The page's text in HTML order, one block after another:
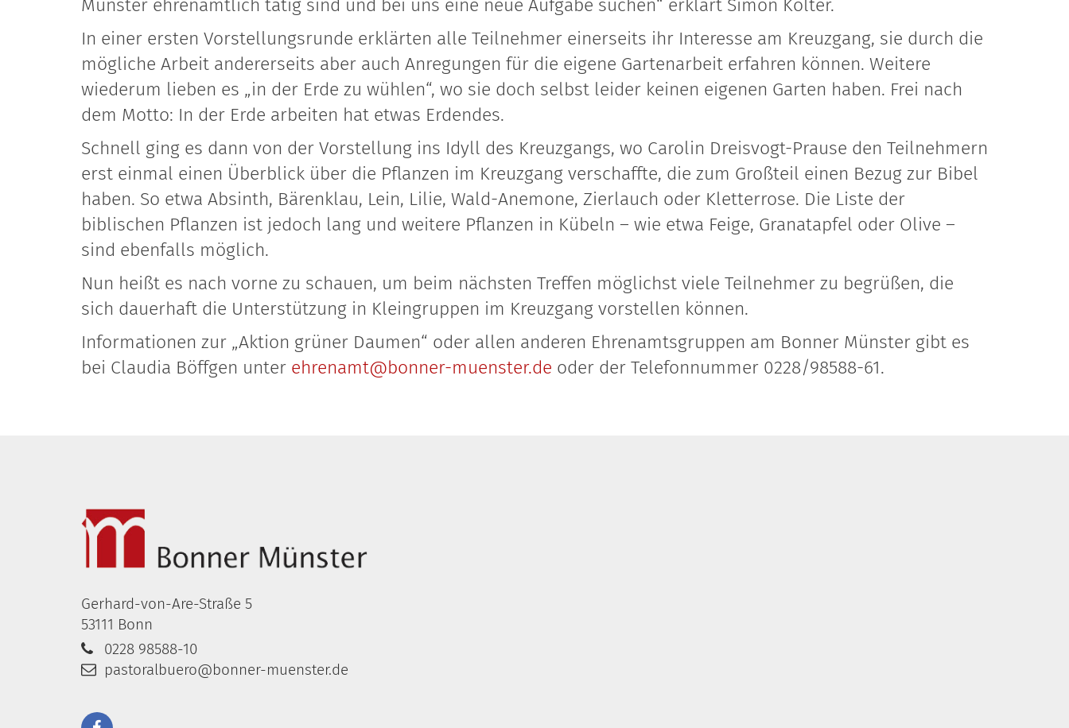
Münster ehrenamtlich tätig sind und bei uns eine neue Aufgabe suchen“ erklärt Simon Kolter.
In einer ersten Vorstellungsrunde erklärten alle Teilnehmer einerseits ihr Interesse am Kreuzgang, sie durch die
mögliche Arbeit andererseits aber auch Anregungen für die eigene Gartenarbeit erfahren können. Weitere
wiederum lieben es „in der Erde zu wühlen“, wo sie doch selbst leider keinen eigenen Garten haben. Frei nach
dem Motto: In der Erde arbeiten hat etwas Erdendes.
Schnell ging es dann von der Vorstellung ins Idyll des Kreuzgangs, wo Carolin Dreisvogt-Prause den Teilnehmern
erst einmal einen Überblick über die Pflanzen im Kreuzgang verschaffte, die zum Großteil einen Bezug zur Bibel
haben. So etwa Absinth, Bärenklau, Lein, Lilie, Wald-Anemone, Zierlauch oder Kletterrose. Die Liste der
biblischen Pflanzen ist jedoch lang und weitere Pflanzen in Kübeln – wie etwa Feige, Granatapfel oder Olive –
sind ebenfalls möglich.
Nun heißt es nach vorne zu schauen, um beim nächsten Treffen möglichst viele Teilnehmer zu begrüßen, die
sich dauerhaft die Unterstützung in Kleingruppen im Kreuzgang vorstellen können.
Informationen zur „Aktion grüner Daumen“ oder allen anderen Ehrenamtsgruppen am Bonner Münster gibt es
bei Claudia Böffgen unter ehrenamt@bonner-muenster.de oder der Telefonnummer 0228/98588-61.
Gerhard-von-Are-Straße 5
53111 Bonn
0228 98588-10
pastoralbuero@bonner-muenster.de